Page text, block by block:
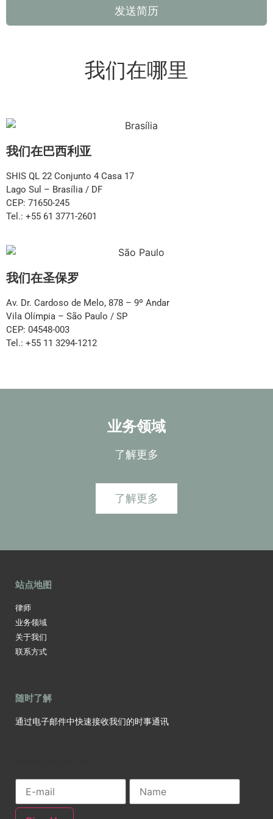
发送简历
我们在哪里
我们在巴西利亚
SHIS QL 22 Conjunto 4 Casa 17
Lago Sul – Brasília / DF
CEP: 71650-245
Tel.: +55 61 3771-2601
我们在圣保罗
Av. Dr. Cardoso de Melo, 878 – 9º Andar
Vila Olímpia – São Paulo / SP
CEP: 04548-003
Tel.: +55 11 3294-1212
业务领域
了解更多
了解更多
站点地图
律师
业务领域
关于我们
联系方式
随时了解
通过电子邮件中快速接收我们的时事通讯